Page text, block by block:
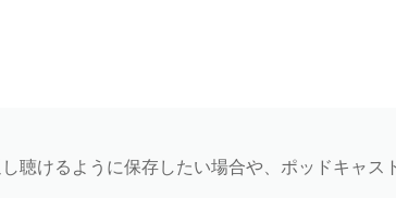
聴けるように保存したい場合や、ポッドキャス